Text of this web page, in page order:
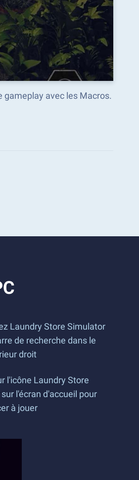
avec les Macros.
Laundry Store Simulator
de recherche dans le
droit
l'icône Laundry Store
l'écran d'accueil pour
à jouer